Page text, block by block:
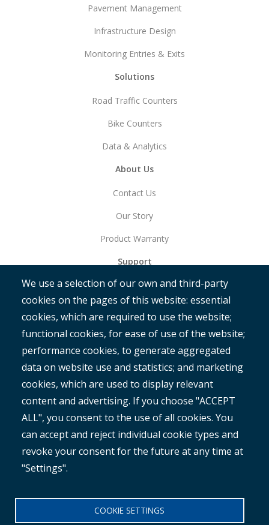
We use a selection of our own and third-party
cookies on the pages of this website: essential
cookies, which are required to use the website;
functional cookies, for ease of use of the website;
performance cookies, to generate aggregated
data on website use and statistics; and marketing
cookies, which are used to display relevant
content and advertising. If you choose "ACCEPT
ALL", you consent to the use of all cookies. You
can accept and reject individual cookie types and
revoke your consent for the future at any time at
"Settings".
COOKIE SETTINGS
Pavement Management
Infrastructure Design
Monitoring Entries & Exits
Solutions
Road Traffic Counters
Bike Counters
Data & Analytics
About Us
Contact Us
Our Story
Product Warranty
Support
Get Started
ROMAN
Copyright© 2025 MetroCount®. All rights reserved.
Footer
Small
Anti-slavery Policy